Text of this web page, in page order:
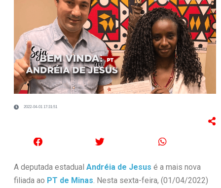
2022-04-01 17:31:51
A deputada estadual Andréia de Jesus é a mais nova
filiada ao PT de Minas . Nesta sexta-feira, (01/04/2022)